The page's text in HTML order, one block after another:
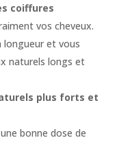
coiffures
vos cheveux.
longueur et vous
naturels longs et
plus forts et
bonne dose de